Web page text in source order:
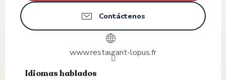
Contáctenos
www.restaurant-lopus.fr
Idiomas hablados
Idiomas hablados